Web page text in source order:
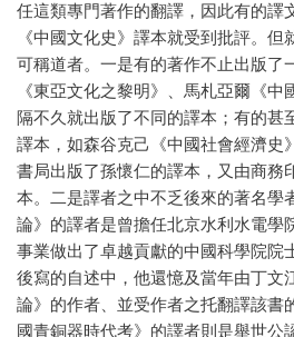
任這類專門著作的翻譯，因此有的譯
《中國文化史》譯本就受到批評。
可稱道者。一是有的著作不止出版了
《東亞文化之黎明》、馬札亞爾《
隔不久就出版了不同的譯本；有的甚
譯本，如森谷克己《中國社會經濟史
書局出版了孫懷仁的譯本，又由商務
本。二是譯者之中不乏後來的著名學
論》的譯者是曾擔任北京水利水電學
事業做出了卓越貢獻的中國科學院院
後寫的自述中，他還憶及當年由丁文
論》的作者、並受作者之托翻譯該書
國青銅器時代考》的譯者則是舉世公